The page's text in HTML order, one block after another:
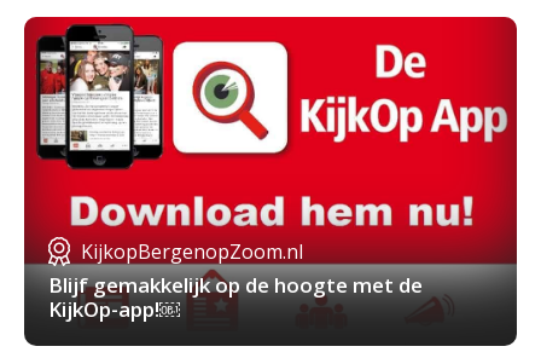
KijkopBergenopZoom.nl
Blijf gemakkelijk op de hoogte met de
KijkOp-app!￼